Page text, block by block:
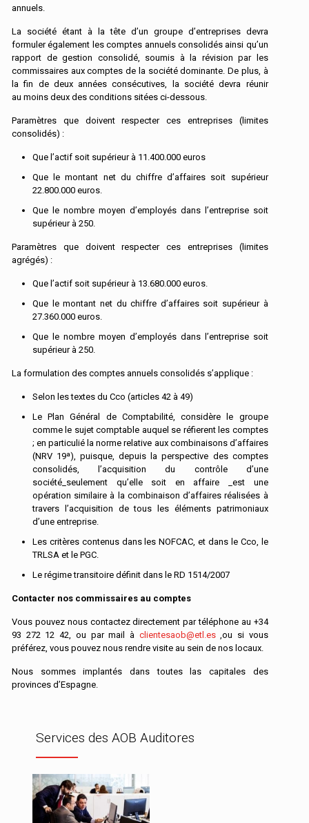
annuels.
La société étant à la tête d’un groupe d’entreprises devra
formuler également les comptes annuels consolidés ainsi qu’un
rapport de gestion consolidé, soumis à la révision par les
commissaires aux comptes de la société dominante. De plus, à
la fin de deux années consécutives, la société devra réunir
au moins deux des conditions sitées ci-dessous.
Paramètres que doivent respecter ces entreprises (limites
consolidés) :
Que l’actif soit supérieur à 11.400.000 euros
Que le montant net du chiffre d’affaires soit supérieur
22.800.000 euros.
Que le nombre moyen d’employés dans l’entreprise soit
supérieur à 250.
Paramètres que doivent respecter ces entreprises (limites
agrégés) :
Que l’actif soit supérieur à 13.680.000 euros.
Que le montant net du chiffre d’affaires soit supérieur à
27.360.000 euros.
Que le nombre moyen d’employés dans l’entreprise soit
supérieur à 250.
La formulation des comptes annuels consolidés s’applique :
Selon les textes du Cco (articles 42 à 49)
Le Plan Général de Comptabilité, considère le groupe
comme le sujet comptable auquel se réfierent les comptes
; en particulié la norme relative aux combinaisons d’affaires
(NRV 19ª), puisque, depuis la perspective des comptes
consolidés, l’acquisition du contrôle d’une
société_seulement qu’elle soit en affaire _est une
opération similaire à la combinaison d’affaires réalisées à
travers l’acquisition de tous les éléments patrimoniaux
d’une entreprise.
Les critères contenus dans les NOFCAC, et dans le Cco, le
TRLSA et le PGC.
Le régime transitoire définit dans le RD 1514/2007
Contacter nos commissaires au comptes
Vous pouvez nous contactez directement par téléphone au +34
93 272 12 42 , ou par mail à clientesaob@etl.es ,ou si vous
préférez, vous pouvez nous rendre visite au sein de nos locaux.
Nous sommes implantés dans toutes las capitales des
provinces d’Espagne.
Services des AOB Auditores